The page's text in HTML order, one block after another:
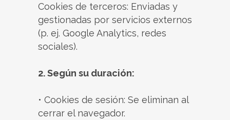
Cookies de terceros: Enviadas y
gestionadas por servicios externos
(p. ej. Google Analytics, redes
sociales).
2. Según su duración:
• Cookies de sesión: Se eliminan al
cerrar el navegador.